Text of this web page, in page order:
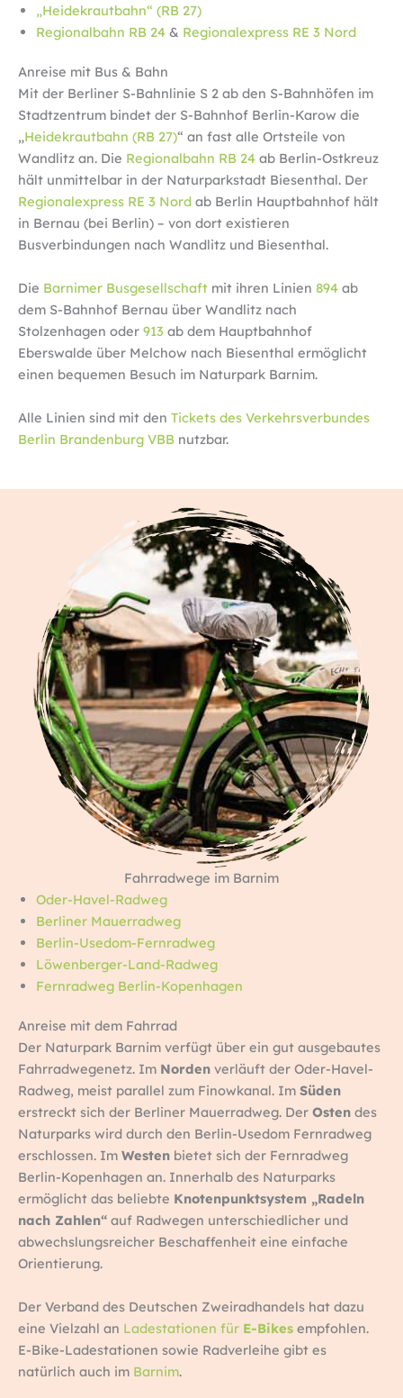
„Heidekrautbahn“ (RB 27)
Regionalbahn RB 24 & Regionalexpress RE 3 Nord
Anreise mit Bus & Bahn
Mit der Berliner S-Bahnlinie S 2 ab den S-Bahnhöfen im
Stadtzentrum bindet der S-Bahnhof Berlin-Karow die
„Heidekrautbahn (RB 27)“ an fast alle Ortsteile von
Wandlitz an. Die Regionalbahn RB 24 ab Berlin-Ostkreuz
hält unmittelbar in der Naturparkstadt Biesenthal. Der
Regionalexpress RE 3 Nord ab Berlin Hauptbahnhof hält
in Bernau (bei Berlin) – von dort existieren
Busverbindungen nach Wandlitz und Biesenthal.
Die Barnimer Busgesellschaft mit ihren Linien 894 ab
dem S-Bahnhof Bernau über Wandlitz nach
Stolzenhagen oder 913 ab dem Hauptbahnhof
Eberswalde über Melchow nach Biesenthal ermöglicht
einen bequemen Besuch im Naturpark Barnim.
Alle Linien sind mit den Tickets des Verkehrsverbundes
Berlin Brandenburg VBB nutzbar.
Fahrradwege im Barnim
Oder-Havel-Radweg
Berliner Mauerradweg
Berlin-Usedom-Fernradweg
Löwenberger-Land-Radweg
Fernradweg Berlin-Kopenhagen
Anreise mit dem Fahrrad
Der Naturpark Barnim verfügt über ein gut ausgebautes
Fahrradwegenetz. Im Norden verläuft der Oder-Havel-
Radweg, meist parallel zum Finowkanal. Im Süden
erstreckt sich der Berliner Mauerradweg. Der Osten des
Naturparks wird durch den Berlin-Usedom Fernradweg
erschlossen. Im Westen bietet sich der Fernradweg
Berlin-Kopenhagen an. Innerhalb des Naturparks
ermöglicht das beliebte Knotenpunktsystem „Radeln
nach Zahlen“ auf Radwegen unterschiedlicher und
abwechslungsreicher Beschaffenheit eine einfache
Orientierung.
Der Verband des Deutschen Zweiradhandels hat dazu
eine Vielzahl an Ladestationen für E-Bikes empfohlen.
E-Bike-Ladestationen sowie Radverleihe gibt es
natürlich auch im Barnim.